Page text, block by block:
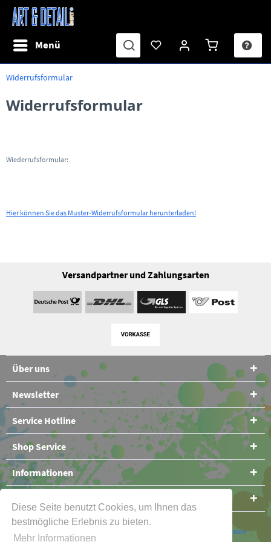
Diese Seite benutzt Cookies, um Ihnen das
bestmögliche Erlebnis zu bieten.
Mehr Informationen
Menü
Widerrufsformular
Widerrufsformular
Wiederrufsformular:
Hier können Sie das Muster-Widerrufsformular herunterladen!
Versandpartner und Zahlungsarten
Über uns
Newsletter
Service Hotline
Shop Service
Informationen
Versandkosten